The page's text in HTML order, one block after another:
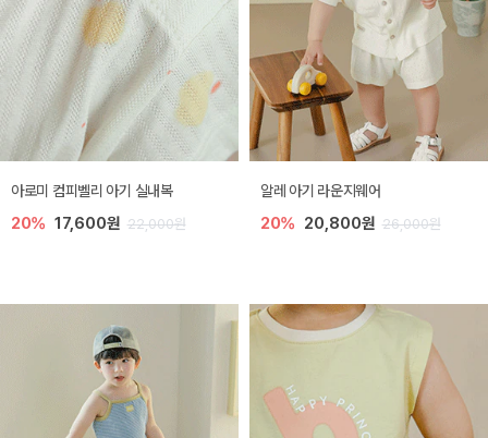
아로미 컴피벨리 아기 실내복
20% 17,600원 22,000원
알레 아기 라운지웨어
20% 20,800원 26,000원